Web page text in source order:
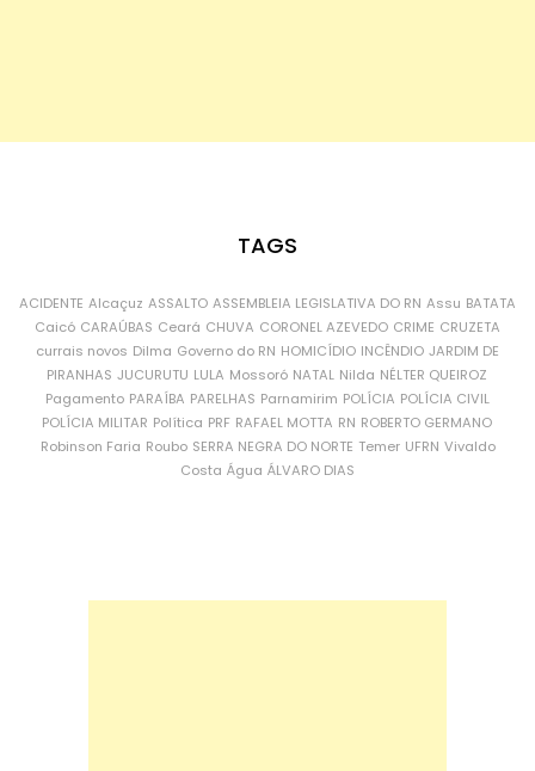
TAGS
ACIDENTE Alcaçuz ASSALTO ASSEMBLEIA LEGISLATIVA DO RN Assu BATATA
Caicó CARAÚBAS Ceará CHUVA CORONEL AZEVEDO CRIME CRUZETA
currais novos Dilma Governo do RN HOMICÍDIO INCÊNDIO JARDIM DE
PIRANHAS JUCURUTU LULA Mossoró NATAL Nilda NÉLTER QUEIROZ
Pagamento PARAÍBA PARELHAS Parnamirim POLÍCIA POLÍCIA CIVIL
POLÍCIA MILITAR Política PRF RAFAEL MOTTA RN ROBERTO GERMANO
Robinson Faria Roubo SERRA NEGRA DO NORTE Temer UFRN Vivaldo
Costa Água ÁLVARO DIAS